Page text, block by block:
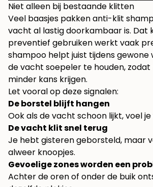
Niet alleen bij bestaande klitten
Veel baasjes pakken anti-klit
vacht al lastig doorkambaar is. Dat
preventief gebruiken werkt vaak
shampoo helpt juist tijdens
de vacht soepeler te houden,
minder kans krijgen.
Let vooral op deze signalen:
De borstel blijft hangen
Ook als de vacht schoon lijkt, voel
De vacht klit snel terug
Je hebt gisteren geborsteld, maar
alweer knoopjes.
Gevoelige zones worden een
Achter de oren of onder de buik